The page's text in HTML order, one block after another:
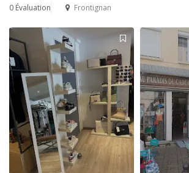
0 Évaluation Frontignan